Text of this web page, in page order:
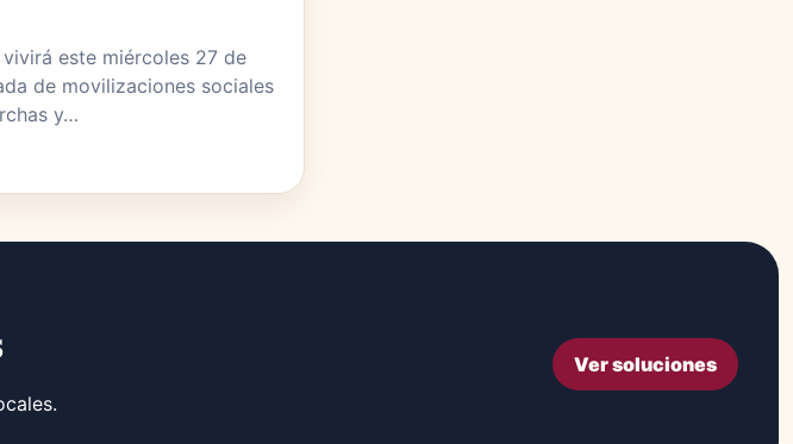
este miércoles 27 de
de movilizaciones sociales
y…
Ver soluciones